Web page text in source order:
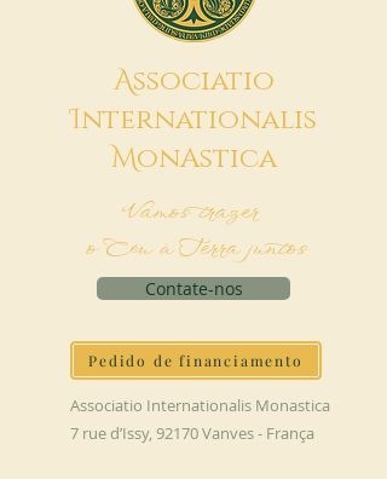
Associatio
Internationalis
MonAstica
Vamos trazer
o Céu à Terra juntos
Contate-nos
Pedido de financiamento
Associatio Internationalis Monastica
7 rue d’Issy, 92170 Vanves - França